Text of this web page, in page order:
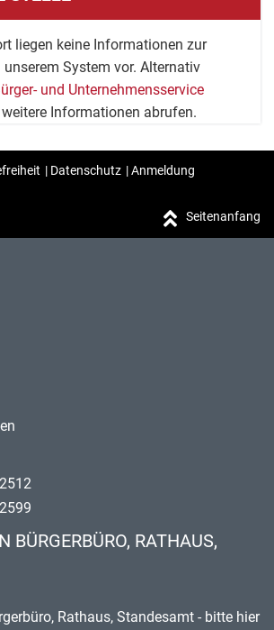
liegen keine Informationen zur
System vor. Alternativ
und Unternehmensservice
weitere Informationen abrufen.
| Datenschutz |Anmeldung
Seitenanfang
BÜRGERBÜRO, RATHAUS,
Rathaus, Standesamt - bitte hier